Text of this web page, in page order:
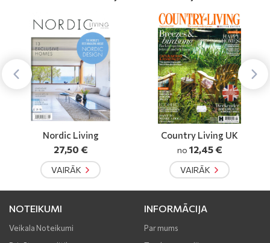
Nordic Living
27,50 €
VAIRĀK
Country Living UK
no 12,45 €
VAIRĀK
NOTEIKUMI
Veikala Noteikumi
INFORMĀCIJA
Par mums